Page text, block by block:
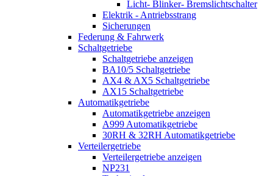
Licht- Blinker- Bremslichtschalter
Elektrik - Antriebsstrang
Sicherungen
Federung & Fahrwerk
Schaltgetriebe
Schaltgetriebe anzeigen
BA10/5 Schaltgetriebe
AX4 & AX5 Schaltgetriebe
AX15 Schaltgetriebe
Automatikgetriebe
Automatikgetriebe anzeigen
A999 Automatikgetriebe
30RH & 32RH Automatikgetriebe
Verteilergetriebe
Verteilergetriebe anzeigen
NP231